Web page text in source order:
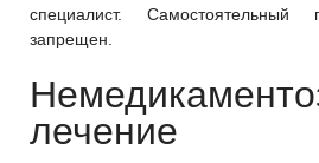
специалист. Самостоятельный
запрещен.
лечение